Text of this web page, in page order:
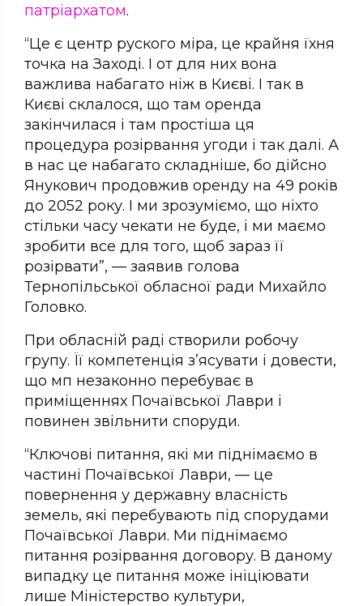
патріархатом.
“Це є центр руского міра, це крайня їхня
точка на Заході. І от для них вона
важлива набагато ніж в Києві. І так в
Києві склалося, що там оренда
закінчилася і там простіша ця
процедура розірвання угоди і так далі. А
в нас це набагато складніше, бо дійсно
Янукович продовжив оренду на 49 років
до 2052 року. І ми зрозуміємо, що ніхто
стільки часу чекати не буде, і ми маємо
зробити все для того, щоб зараз її
розірвати”, — заявив голова
Тернопільської обласної ради Михайло
Головко.
При обласній раді створили робочу
групу. Її компетенція з’ясувати і довести,
що мп незаконно перебуває в
приміщеннях Почаївської Лаври і
повинен звільнити споруди.
“Ключові питання, які ми піднімаємо в
частині Почаївської Лаври, — це
повернення у державну власність
земель, які перебувають під спорудами
Почаївської Лаври. Ми піднімаємо
питання розірвання договору. В даному
випадку це питання може ініціювати
лише Міністерство культури,